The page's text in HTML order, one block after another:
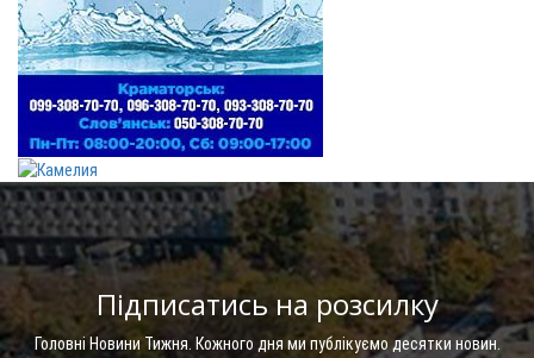
Підписатись на розсилку
Головні Новини Тижня. Кожного дня ми публікуємо десятки новин.